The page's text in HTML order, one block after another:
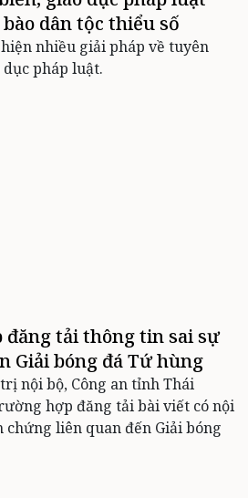
dân tộc thiểu số
nhiều giải pháp về tuyên
pháp luật.
tải thông tin sai sự
Giải bóng đá Tứ hùng
nội bộ, Công an tỉnh Thái
hợp đăng tải bài viết có nội
liên quan đến Giải bóng